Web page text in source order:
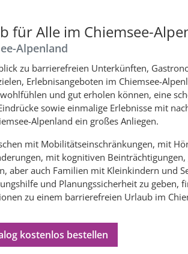
für Alle im Chiemsee-
Alpenland
zu barrierefreien Unterkünften,
Erlebnisangeboten im Chiemsee-
und gut erholen können, eine
sowie einmalige Erlebnisse mit
Alpenland ein großes Anliegen.
mit Mobilitätseinschränkungen, mit
mit kognitiven
aber auch Familien mit Kleinkindern und
und Planungssicherheit zu geben,
zu einem barrierefreien Urlaub im
kostenlos bestellen